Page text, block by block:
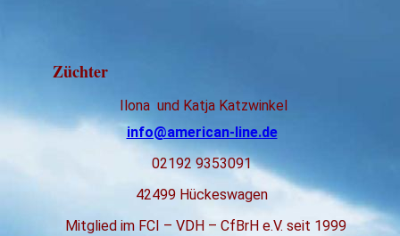
Züchter
Ilona und Katja Katzwinkel
info@american-line.de
02192 9353091
42499 Hückeswagen
Mitglied im FCI – VDH – CfBrH e.V. seit 1999